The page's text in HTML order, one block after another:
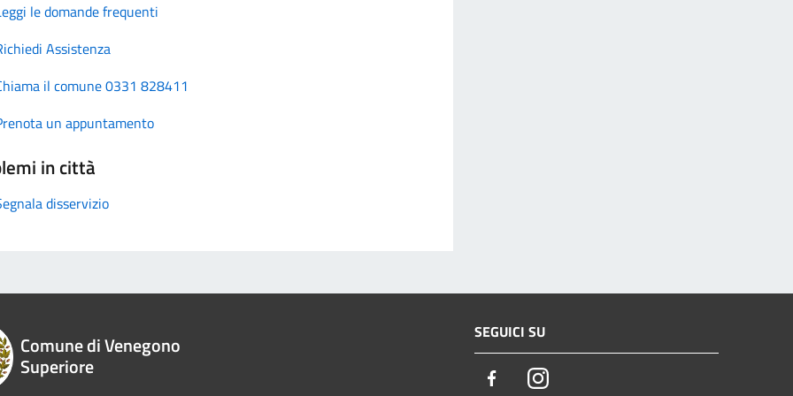
le domande frequenti
Assistenza
il comune 0331 828411
un appuntamento
in città
disservizio
Comune di Venegono
Superiore
SEGUICI SU
FacebookInstagram